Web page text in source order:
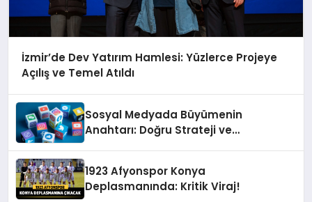
İzmir’de Dev Yatırım Hamlesi: Yüzlerce Projeye
Açılış ve Temel Atıldı
Sosyal Medyada Büyümenin
Anahtarı: Doğru Strateji ve
1923 Afyonspor Konya
Deplasmanında: Kritik Viraj!